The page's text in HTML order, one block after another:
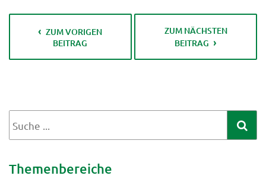
ZUM VORIGEN
BEITRAG
ZUM NÄCHSTEN
BEITRAG
Themenbereiche